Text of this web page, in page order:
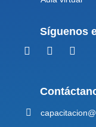
Síguenos